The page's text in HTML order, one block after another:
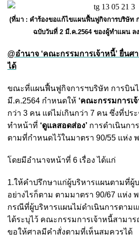
(ที่มา : คำร้องขอแก้ไขแผนฟื้นฟูกิจการบริษัท
ฉบับวันที่ 2 มี.ค.2564 ของผู้ทำแผน ล
@อำนาจ ‘คณะกรรมการเจ้าหนี้’ ยื่น
ได้
ขณะที่แผนฟื้นฟูกิจการฯบริษัท การบิน
มี.ค.2564 กำหนดให้ ‘คณะกรรมการเจ้
กว่า 3 คน แต่ไม่เกินกว่า 7 คน ซึ่งที่ปร
ทำหน้าที่ ‘ดูแลสอดส่อง’ การดำเนินกา
ตามที่กำหนดไว้ในมาตรา 90/55 แห่ง
โดยมีอำนาจหน้าที่ 6 เรื่อง ได้แก่
1.ให้คำปรึกษาแก่ผู้บริหารแผนตามที่ผู้
อย่างไรก็ตาม ตามมาตรา 90/67 แห่ง
กรณีที่ผู้บริหารแผนไม่ดำเนินการตาม
ได้ระบุไว้ คณะกรรมการเจ้าหนี้สามา
ขอให้ศาลมีคำสั่งตามที่เห็นสมควรได้